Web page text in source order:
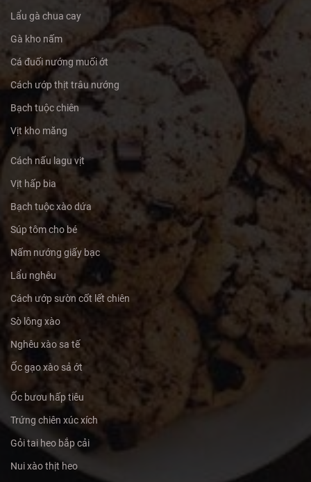
Lẩu gà chua cay
Gà kho nấm
Cá đuối nướng muối ớt
Cách ướp thịt trâu nướng
Bạch tuộc chiên
Vịt kho măng
Cách nấu lagu vịt
Vịt hấp bia
Bạch tuộc xào dứa
Súp tôm cho bé
Nấm nướng giấy bạc
Lẩu nghêu
Cách ướp sườn cốt lết chiên
Sò lông xào
Nghêu xào sa tế
Ốc gạo xào sả ớt
Ốc bươu hấp tiêu
Trứng chiên xúc xích
Gỏi tai heo bắp cải
Nui xào thịt heo